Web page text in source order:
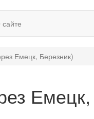
Емецк, Березник)
Емецк,